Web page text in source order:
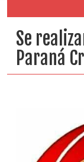
Se
Paraná